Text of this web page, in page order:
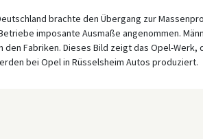
brachte den Übergang zur
imposante Ausmaße angenommen.
den Fabriken. Dieses Bild zeigt das Opel-Werk,
bei Opel in Rüsselsheim Autos produziert.